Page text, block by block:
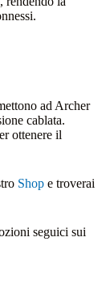
ad Archer
cablata.
ottenere il
Shop e troverai
seguici sui